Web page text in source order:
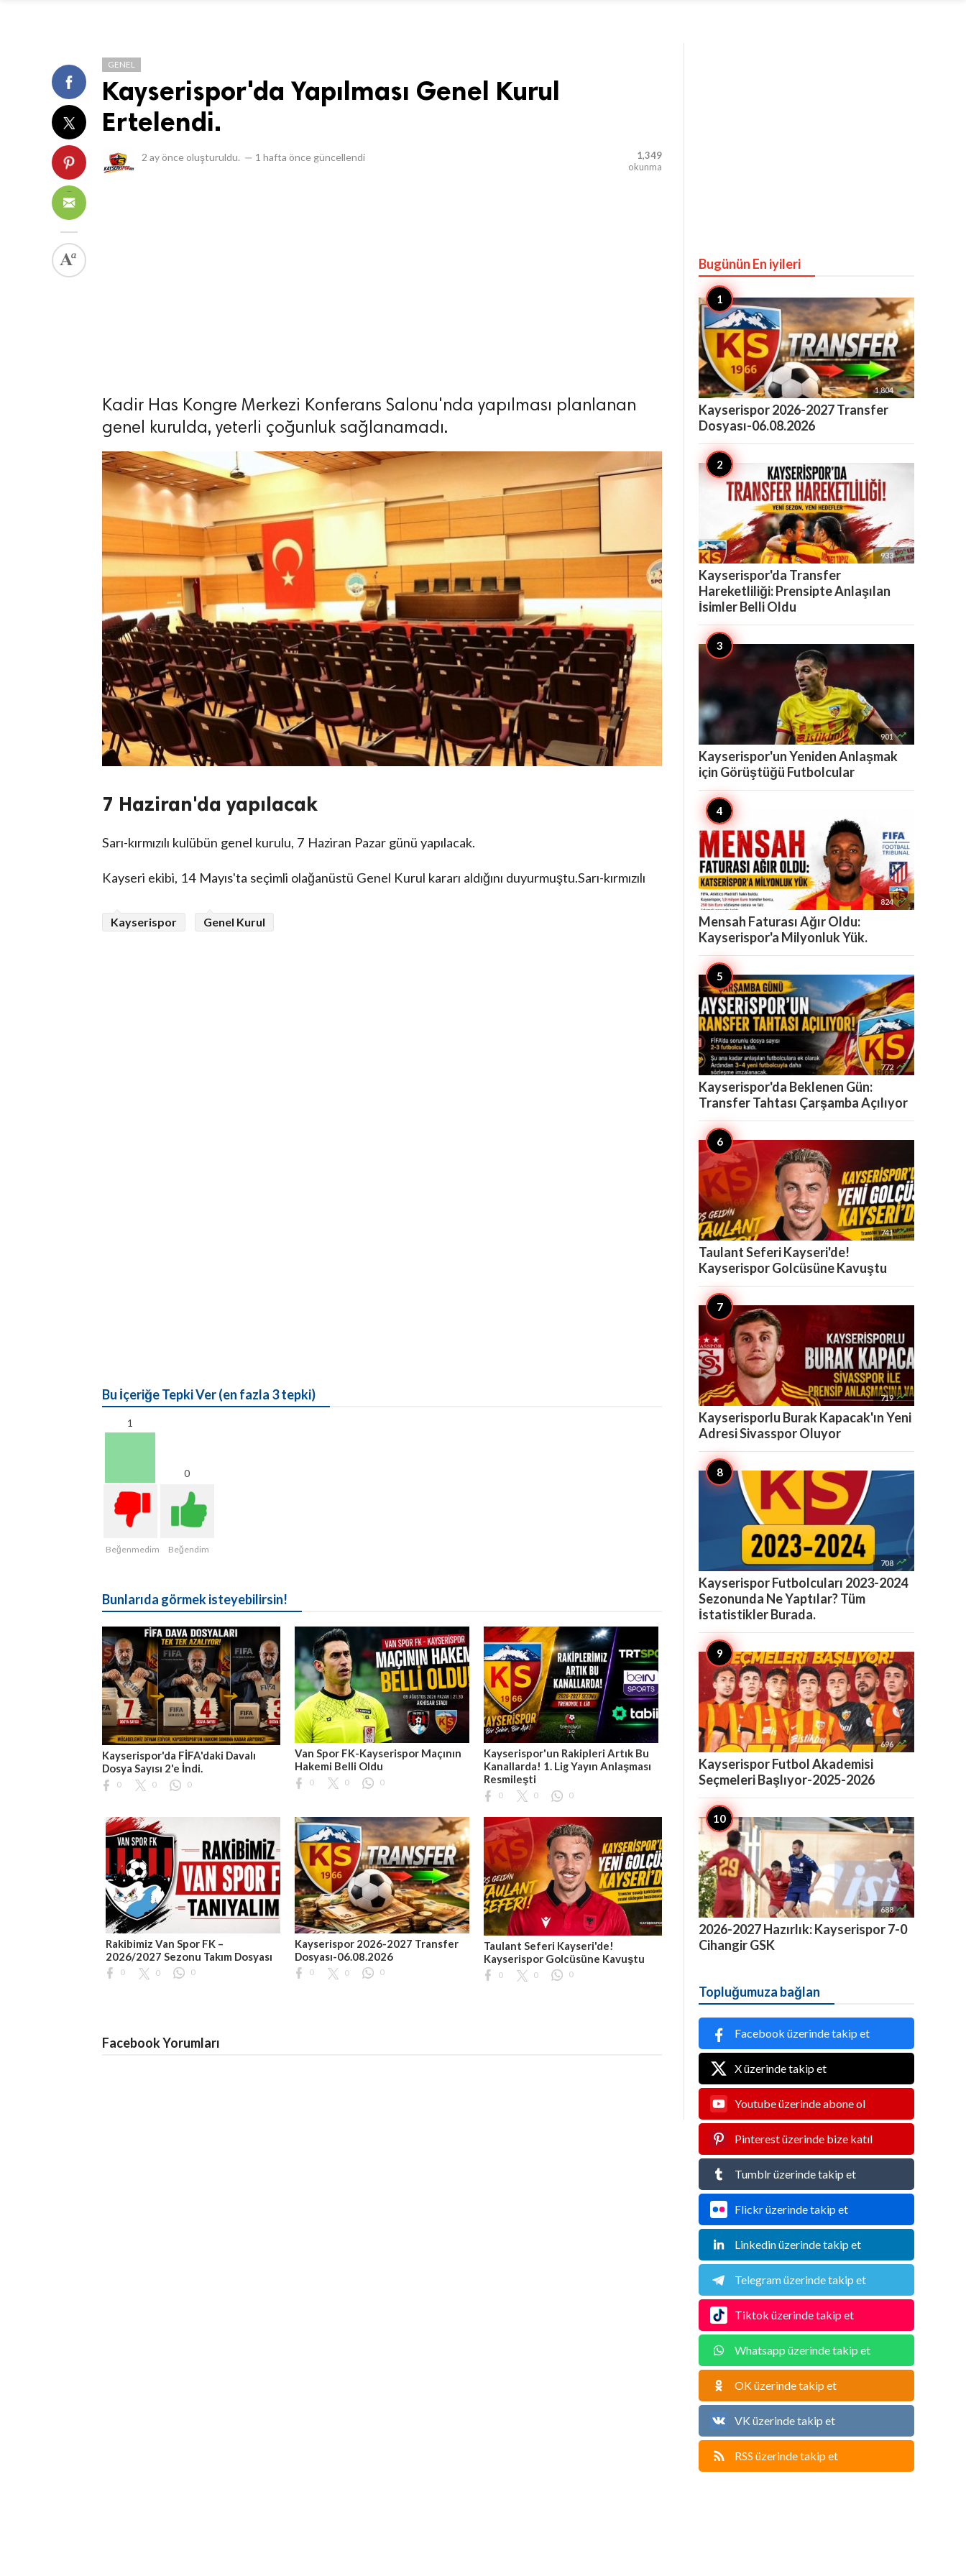
GENEL
Kayserispor'da Yapılması Genel Kurul
Ertelendi.
2 ay önce oluşturuldu. — 1 hafta önce güncellendi
1,349
okunma
Kadir Has Kongre Merkezi Konferans Salonu'nda yapılması planlanan
genel kurulda, yeterli çoğunluk sağlanamadı.
7 Haziran'da yapılacak
Sarı-kırmızılı kulübün genel kurulu, 7 Haziran Pazar günü yapılacak.
Kayseri ekibi, 14 Mayıs'ta seçimli olağanüstü Genel Kurul kararı aldığını duyurmuştu.Sarı-kırmızılı
Kayserispor Genel Kurul
Bu İçeriğe Tepki Ver (en fazla 3 tepki)
1
Beğenmedim
0
Beğendim
Bunlarıda görmek isteyebilirsin!
Kayserispor'da FİFA'daki Davalı
Dosya Sayısı 2'e İndi.
0 0 0
Van Spor FK-Kayserispor Maçının
Hakemi Belli Oldu
0 0 0
Kayserispor'un Rakipleri Artık Bu
Kanallarda! 1. Lig Yayın Anlaşması
Resmileşti
0 0 0
Rakibimiz Van Spor FK –
2026/2027 Sezonu Takım Dosyası
0 0 0
Kayserispor 2026-2027 Transfer
Dosyası-06.08.2026
0 0 0
Taulant Seferi Kayseri'de!
Kayserispor Golcüsüne Kavuştu
0 0 0
Facebook Yorumları
Bugünün En iyileri
1,804 
Kayserispor 2026-2027 Transfer
Dosyası-06.08.2026
933 
Kayserispor'da Transfer
Hareketliliği: Prensipte Anlaşılan
İsimler Belli Oldu
901 
Kayserispor'un Yeniden Anlaşmak
için Görüştüğü Futbolcular
824 
Mensah Faturası Ağır Oldu:
Kayserispor'a Milyonluk Yük.
772 
Kayserispor'da Beklenen Gün:
Transfer Tahtası Çarşamba Açılıyor
741 
Taulant Seferi Kayseri'de!
Kayserispor Golcüsüne Kavuştu
719 
Kayserisporlu Burak Kapacak'ın Yeni
Adresi Sivasspor Oluyor
708 
Kayserispor Futbolcuları 2023-2024
Sezonunda Ne Yaptılar? Tüm
İstatistikler Burada.
696 
Kayserispor Futbol Akademisi
Seçmeleri Başlıyor-2025-2026
688 
2026-2027 Hazırlık: Kayserispor 7-0
Cihangir GSK
Topluğumuza bağlan
Facebook üzerinde takip et
X üzerinde takip et
Youtube üzerinde abone ol
Pinterest üzerinde bize katıl
Tumblr üzerinde takip et
Flickr üzerinde takip et
Linkedin üzerinde takip et
Telegram üzerinde takip et
Tiktok üzerinde takip et
Whatsapp üzerinde takip et
OK üzerinde takip et
VK üzerinde takip et
RSS üzerinde takip et